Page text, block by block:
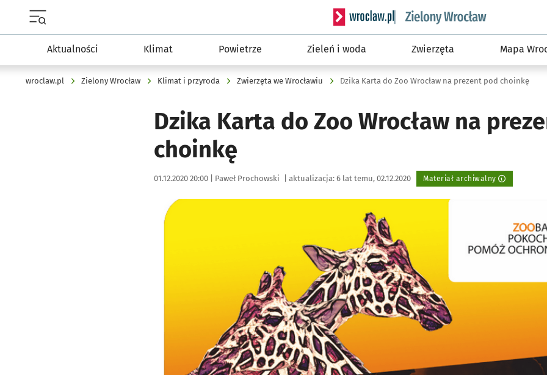
Serwis informacyjny wroclaw.pl podserwis:
Aktualności Klimat Powietrze Zieleń i woda Zwierzęta Mapa
wroclaw.pl Zielony Wrocław Klimat i przyroda Zwierzęta we Wrocławiu Dzika Karta do Zoo Wrocław na prezent pod choinkę
Dzika Karta do Zoo Wrocław na
choinkę
Data publikacji:
01.12.2020 20:00 | Autor:
Paweł Prochowski aktualizacja: 6 lat temu, 02.12.2020 Materiał archiwalny
Kliknij, aby powiększyć